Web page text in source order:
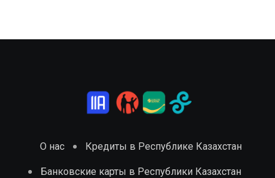
О нас Кредиты в Республике Казахстан
Банковские карты в Республики Казахстан